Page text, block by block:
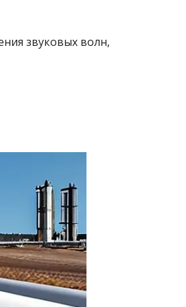
звуковых волн,